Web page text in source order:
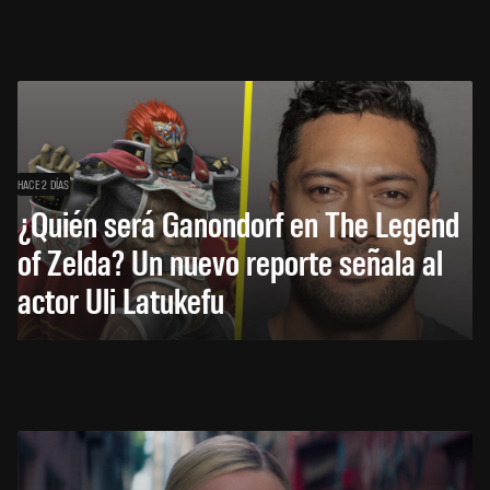
HACE 2 DÍAS
¿Quién será Ganondorf en The Legend
of Zelda? Un nuevo reporte señala al
actor Uli Latukefu